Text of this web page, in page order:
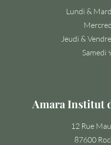
Lundi &
Jeudi &
Samedi
Amara Institut
12 Rue
87600